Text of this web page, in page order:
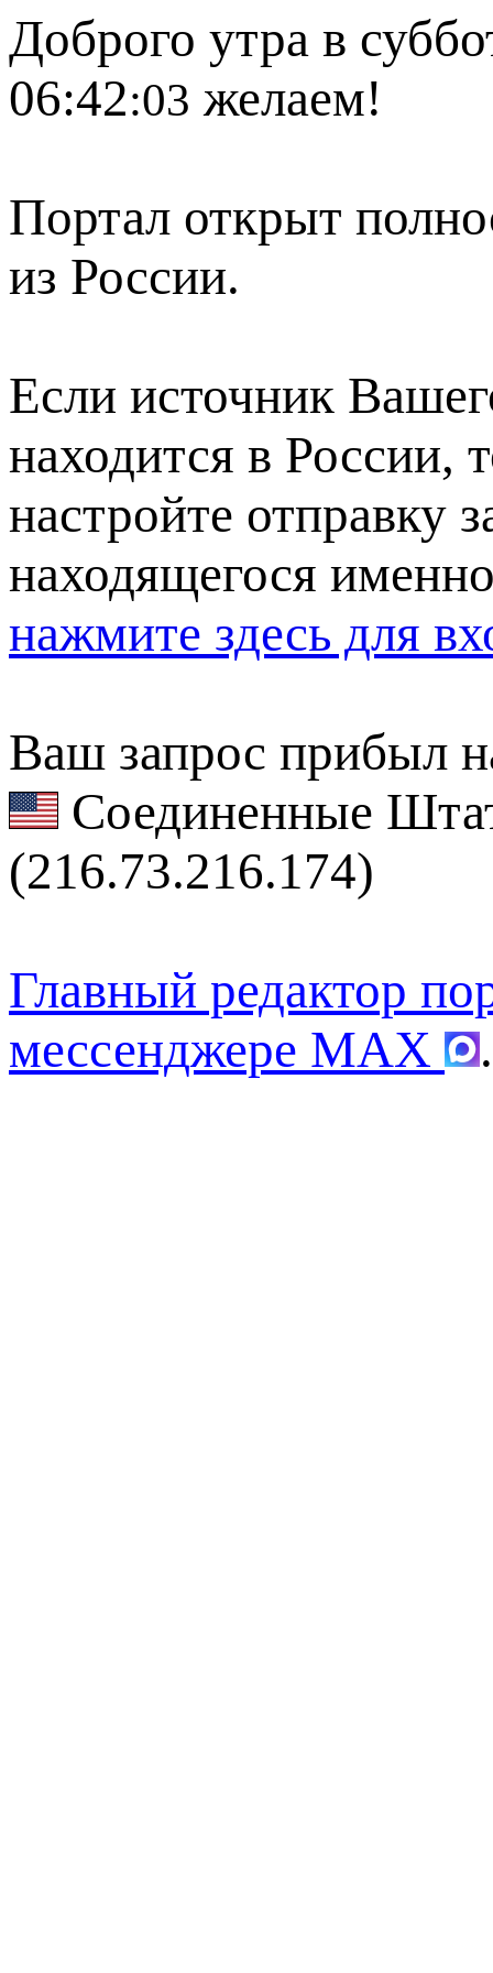
Доброго утра в
06:42:03 желаем!
Портал открыт
из России.
Если источник
находится в России,
настройте отправку
находящегося
нажмите здесь для
Ваш запрос прибыл
Соединенные
(216.73.216.174)
Главный редактор
мессенджере MAX
.